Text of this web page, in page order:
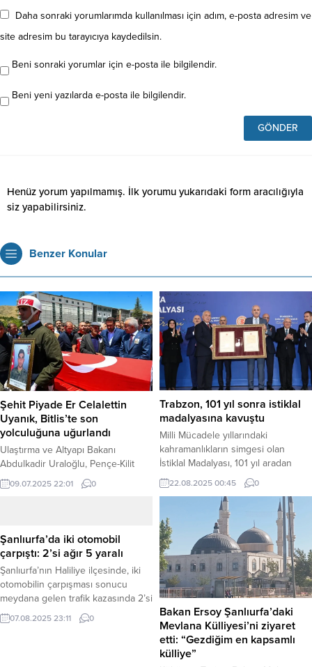
Daha sonraki yorumlarımda kullanılması için adım, e-posta adresim ve
site adresim bu tarayıcıya kaydedilsin.
Beni sonraki yorumlar için e-posta ile bilgilendir.
Beni yeni yazılarda e-posta ile bilgilendir.
Henüz yorum yapılmamış. İlk yorumu yukarıdaki form aracılığıyla
siz yapabilirsiniz.
Benzer Konular
Şehit Piyade Er Celalettin
Uyanık, Bitlis’te son
yolculuğuna uğurlandı
Ulaştırma ve Altyapı Bakanı
Abdulkadir Uraloğlu, Pençe-Kilit
Harekâtı bölgesinde görev
yaparken metan gazına maruz
cenaze törenine katıldı. Piyade
Sözleşmeli Er Celattin Uyanık,
şehidin memleketi Bitlis’te son
yolculuğuna uğurlandı. Ulaştırma
ve Altyapı Bakanı Abdulkadir
Uraloğlu’nun da katılım sağladığı
törende Şehit Uyanık için Bitlis...
09.07.2025 22:01 0
Trabzon, 101 yıl sonra istiklal
madalyasına kavuştu
Milli Mücadele yıllarındaki
kahramanlıkların simgesi olan
İstiklal Madalyası, 101 yıl aradan
sonra Türkiye Büyük Millet
Meclisi’nde düzenlenen törenle
Trabzon’a verildi. Törene katılan
Trabzon Büyükşehir Belediye
Başkanı Ahmet Metin Genç, tarihi
bir gurur yaşadıklarını ifade ederek,
“Bu madalya yalnızca şehrimizin
değil, tüm milletimizin
kahramanlıklarının tescilidir.
göğsünde ilelebet onurla...
22.08.2025 00:45 0
Şanlıurfa’da iki otomobil
çarpıştı: 2’si ağır 5 yaralı
Şanlıurfa’nın Haliliye ilçesinde, iki
otomobilin çarpışması sonucu
meydana gelen trafik kazasında 2’si
ağır 5 kişi yaralandı. Haber Merkezi
– Kaza, Haliliye ilçesine bağlı Sırrın
07.08.2025 23:11 0
Bakan Ersoy Şanlıurfa’daki
Mevlana Külliyesi’ni ziyaret
etti: “Gezdiğim en kapsamlı
külliye”